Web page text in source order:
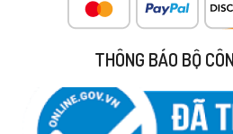
THÔNG BÁO BỘ